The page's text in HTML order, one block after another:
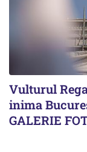
Vulturul
inima
GALERIE